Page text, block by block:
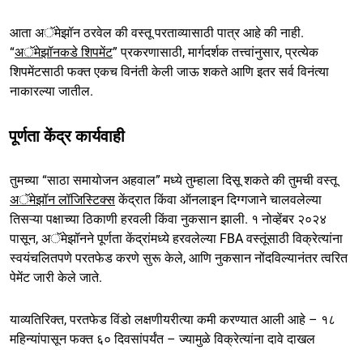
आता अॅमेझॉन ठरवेल की वस्तू परताव्यासाठी पात्र आहे की नाही.
“अॅमेझॉनकडे शिपमेंट” प्रकरणासाठी, मार्गदर्शक तत्त्वांनुसार, प्रत्येक
शिपमेंटसाठी फक्त एकच विनंती केली जाऊ शकते आणि इतर सर्व विनंत्या
नाकारल्या जातील.
पूर्णता केंद्र कार्यवाही
तुमच्या “साठा समायोजन अहवाल” मध्ये तुम्हाला दिसू शकते की तुमची वस्तू
अॅमेझॉन लॉजिस्टिक्सकेंद्रात किंवा ऑनलाइन दिग्गजाने चालवलेल्या
तिसऱ्या पक्षाच्या ठिकाणी हरवली किंवा नुकसान झाली. १ नोव्हेंबर २०२४
पासून, अॅमेझॉनने पूर्णता केंद्रांमध्ये हरवलेल्या FBA वस्तूंसाठी विक्रेत्यांना
स्वयंचलितपणे परतफेड करणे सुरू केले, आणि नुकसान नोंदविल्यानंतर त्वरित
पेमेंट जारी केले जाते.
याव्यतिरिक्त, परतफेड विंडो लक्षणीयरीत्या कमी करण्यात आली आहे – १८
महिन्यांपासून फक्त ६० दिवसांपर्यंत – ज्यामुळे विक्रेत्यांना दावे दाखल